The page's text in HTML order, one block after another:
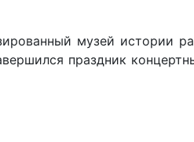
музей истории
праздник